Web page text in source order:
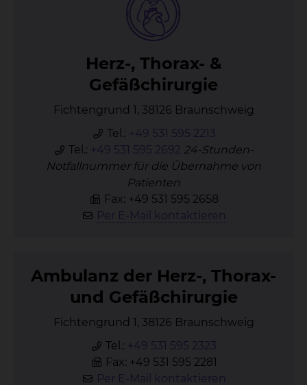
Herz-, Tho­rax- &
Ge­fäß­chir­ur­gie
Fichtengrund 1, 38126 Braunschweig
Tel.: +49 531 595 2213
Tel.: +49 531 595 2692 24-Stunden-
Notfallnummer für die Übernahme von
Patienten
Fax: +49 531 595 2658
Per E-Mail kontaktieren
Am­bu­lanz der Herz-, Tho­rax-
und Ge­fäß­chir­ur­gie
Fichtengrund 1, 38126 Braunschweig
Tel.: +49 531 595 2323
Fax: +49 531 595 2281
Per E-Mail kontaktieren